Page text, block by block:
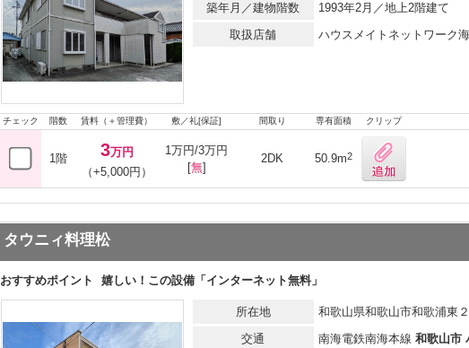
築年月／建物階数
1993年2月／地上2階建て
取扱店舗
ハウスメイトネットワーク
チェック 階数 賃料（＋管理費） 敷／礼[保証] 間取り 専有面積 クリップ
1階 3万円
（+5,000円）
1万円/3万円
[無]
2DK 50.9m2
タウニィ料理松
おすすめポイント 嬉しい！この設備「インターネット無料」
所在地
和歌山県和歌山市和歌浦東
交通
南海電鉄南海本線 和歌山市